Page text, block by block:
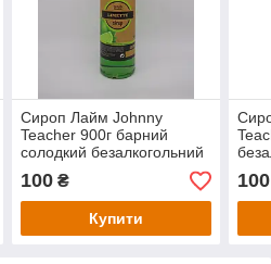
Сироп Лайм Johnny
Teacher 900г барний
солодкий безалкогольний
для кави коктейлів
100₴
Купити
для
100